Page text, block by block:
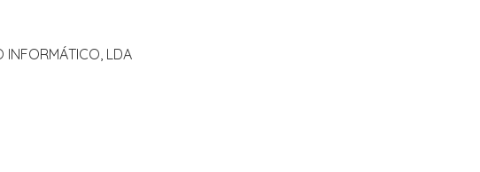
INFORMÁTICO, LDA